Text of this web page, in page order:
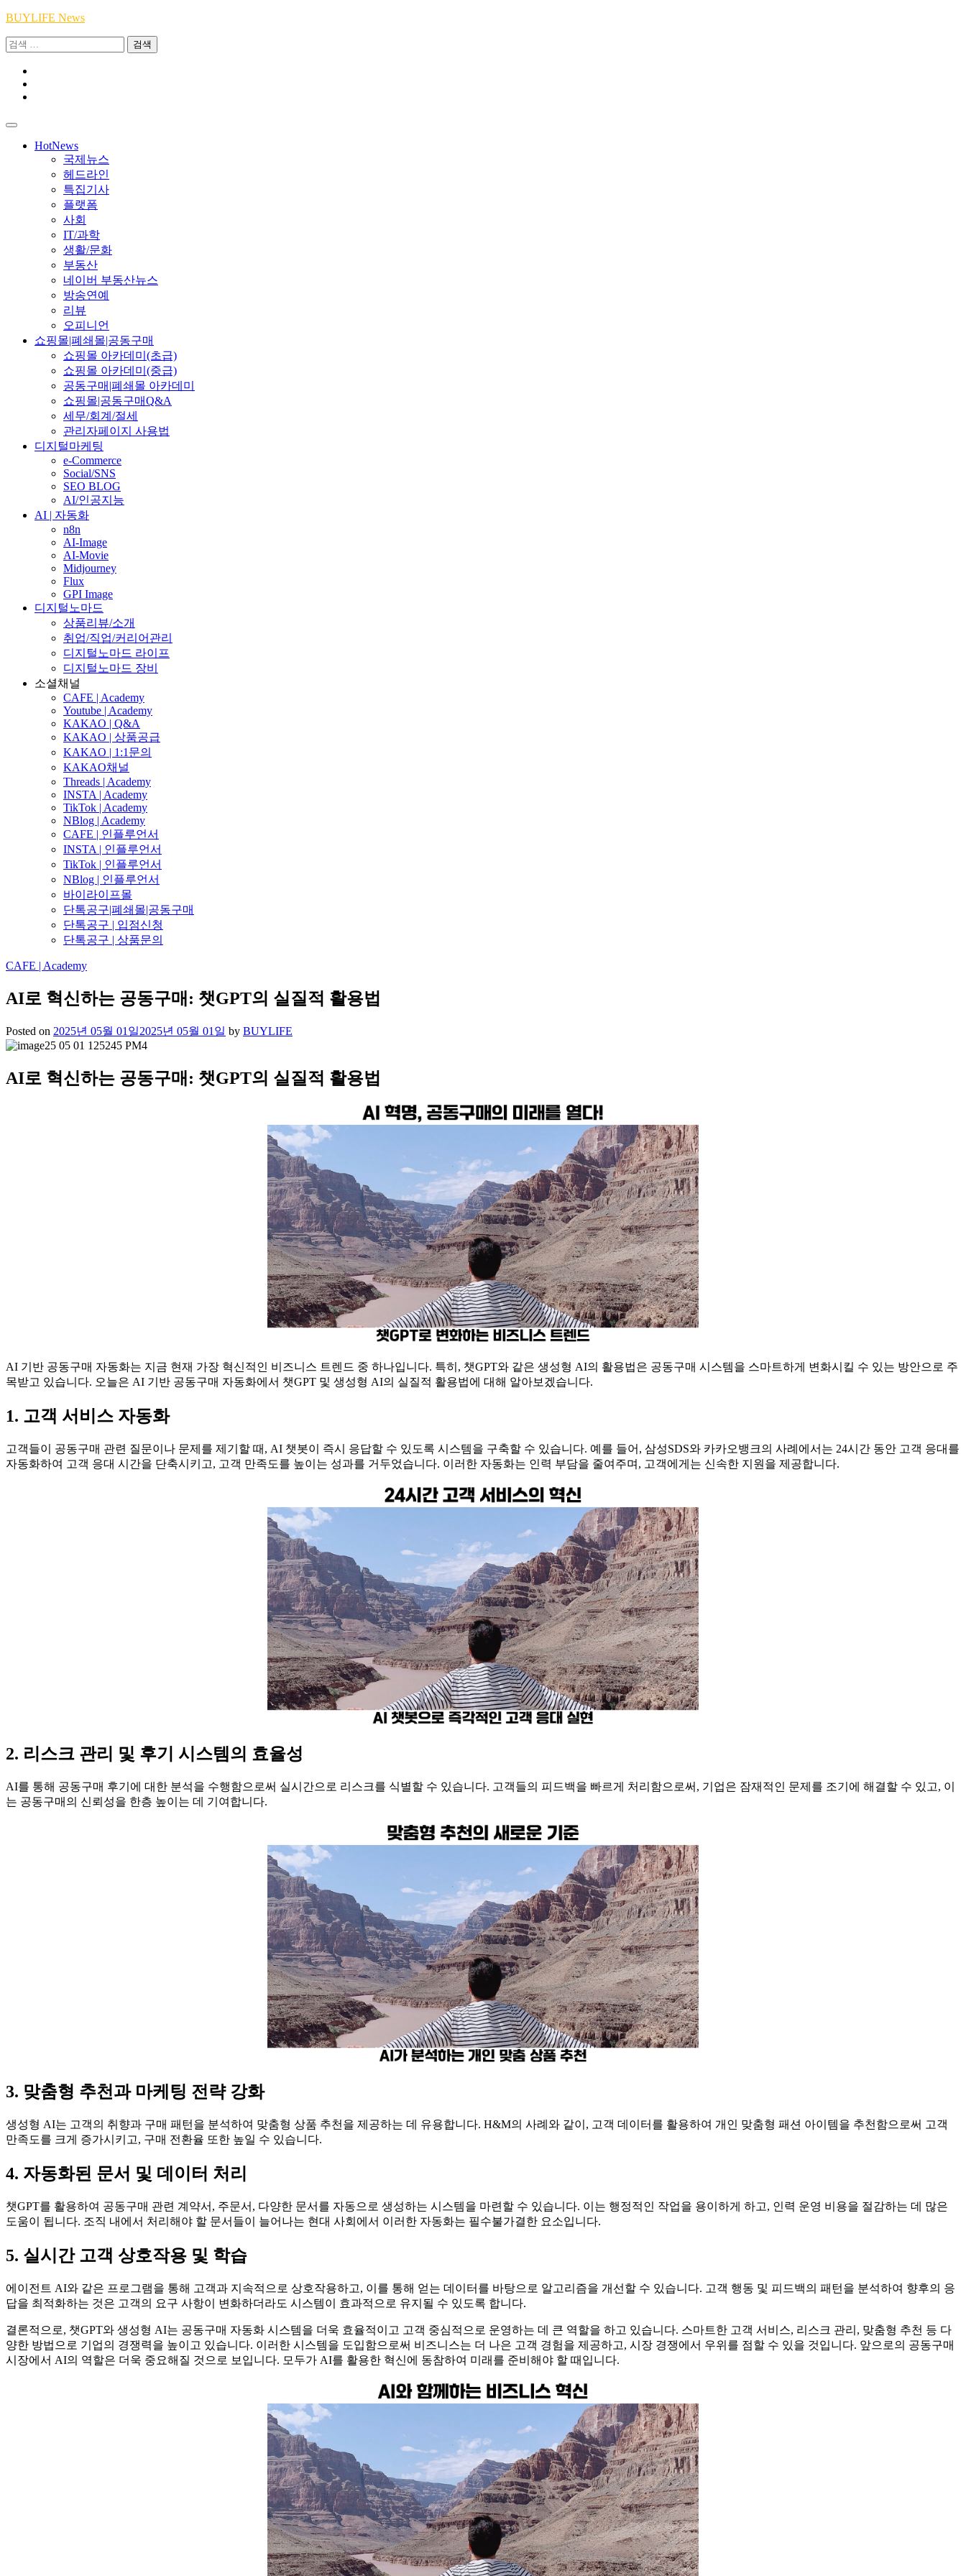
Skip
content
BUYLIFE News
검
HotNews
국제뉴스
헤드라인
특집기사
플랫폼
사회
IT/과학
생활/문화
부동산
네이버 부동산뉴스
방송연예
리뷰
오피니언
쇼핑몰|폐쇄몰|공동구매
쇼핑몰 아카데미(초급)
쇼핑몰 아카데미(중급)
공동구매|폐쇄몰 아카데미
쇼핑몰|공동구매Q&A
세무/회계/절세
관리자페이지 사용법
디지털마케팅
e-Commerce
Social/SNS
SEO BLOG
AI/인공지능
AI | 자동화
n8n
AI-Image
AI-Movie
Midjourney
Flux
GPI Image
디지털노마드
상품리뷰/소개
취업/직업/커리어관리
디지털노마드 라이프
디지털노마드 장비
소셜채널
CAFE | Academy
Youtube | Academy
KAKAO | Q&A
KAKAO | 상품공급
KAKAO | 1:1문의
KAKAO채널
Threads | Academy
INSTA | Academy
TikTok | Academy
NBlog | Academy
CAFE | 인플루언서
INSTA | 인플루언서
TikTok | 인플루언서
NBlog | 인플루언서
바이라이프몰
단톡공구|폐쇄몰|공동구매
단톡공구 | 입점신청
단톡공구 | 상품문의
CAFE | Academy
AI로 혁신하는 공동구매: 챗GPT의 실질적 활용법
Posted on 2025년 05월 01일2025년 05월 01일 by BUYLIFE
AI로 혁신하는 공동구매: 챗GPT의 실질적 활용법
AI 기반 공동구매 자동화는 지금 현재 가장 혁신적인 비즈니스 트렌드 중 하나입니다. 특히, 챗GPT와 같은 생성형 AI의 활용법은 공동구매 시스템을 스마트하게 변화시킬 수 있는 방안으로 주
목받고 있습니다. 오늘은 AI 기반 공동구매 자동화에서 챗GPT 및 생성형 AI의 실질적 활용법에 대해 알아보겠습니다.
1. 고객 서비스 자동화
고객들이 공동구매 관련 질문이나 문제를 제기할 때, AI 챗봇이 즉시 응답할 수 있도록 시스템을 구축할 수 있습니다. 예를 들어, 삼성SDS와 카카오뱅크의 사례에서는 24시간 동안 고객 응대를
자동화하여 고객 응대 시간을 단축시키고, 고객 만족도를 높이는 성과를 거두었습니다. 이러한 자동화는 인력 부담을 줄여주며, 고객에게는 신속한 지원을 제공합니다.
2. 리스크 관리 및 후기 시스템의 효율성
AI를 통해 공동구매 후기에 대한 분석을 수행함으로써 실시간으로 리스크를 식별할 수 있습니다. 고객들의 피드백을 빠르게 처리함으로써, 기업은 잠재적인 문제를 조기에 해결할 수 있고, 이
는 공동구매의 신뢰성을 한층 높이는 데 기여합니다.
3. 맞춤형 추천과 마케팅 전략 강화
생성형 AI는 고객의 취향과 구매 패턴을 분석하여 맞춤형 상품 추천을 제공하는 데 유용합니다. H&M의 사례와 같이, 고객 데이터를 활용하여 개인 맞춤형 패션 아이템을 추천함으로써 고객
만족도를 크게 증가시키고, 구매 전환율 또한 높일 수 있습니다.
4. 자동화된 문서 및 데이터 처리
챗GPT를 활용하여 공동구매 관련 계약서, 주문서, 다양한 문서를 자동으로 생성하는 시스템을 마련할 수 있습니다. 이는 행정적인 작업을 용이하게 하고, 인력 운영 비용을 절감하는 데 많은
도움이 됩니다. 조직 내에서 처리해야 할 문서들이 늘어나는 현대 사회에서 이러한 자동화는 필수불가결한 요소입니다.
5. 실시간 고객 상호작용 및 학습
에이전트 AI와 같은 프로그램을 통해 고객과 지속적으로 상호작용하고, 이를 통해 얻는 데이터를 바탕으로 알고리즘을 개선할 수 있습니다. 고객 행동 및 피드백의 패턴을 분석하여 향후의 응
답을 최적화하는 것은 고객의 요구 사항이 변화하더라도 시스템이 효과적으로 유지될 수 있도록 합니다.
결론적으로, 챗GPT와 생성형 AI는 공동구매 자동화 시스템을 더욱 효율적이고 고객 중심적으로 운영하는 데 큰 역할을 하고 있습니다. 스마트한 고객 서비스, 리스크 관리, 맞춤형 추천 등 다
양한 방법으로 기업의 경쟁력을 높이고 있습니다. 이러한 시스템을 도입함으로써 비즈니스는 더 나은 고객 경험을 제공하고, 시장 경쟁에서 우위를 점할 수 있을 것입니다. 앞으로의 공동구매
시장에서 AI의 역할은 더욱 중요해질 것으로 보입니다. 모두가 AI를 활용한 혁신에 동참하여 미래를 준비해야 할 때입니다.